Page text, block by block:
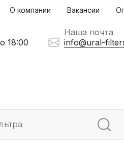
О компании Вакансии
18:00
Наша почта
info@ural-